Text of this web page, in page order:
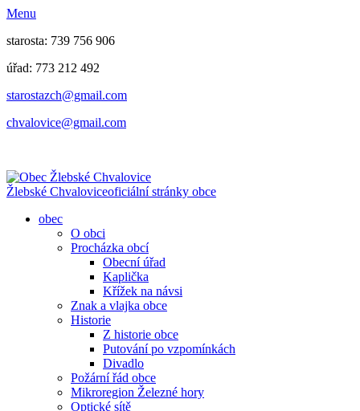
Menu
starosta: 739 756 906
úřad: 773 212 492
​​​​starostazch@gmail.com
​​​​chvalovice@gmail.com
Žlebské Chvaloviceoficiální stránky obce
obec
O obci
Procházka obcí
Obecní úřad
Kaplička
Křížek na návsi
Znak a vlajka obce
Historie
Z historie obce
Putování po vzpomínkách
Divadlo
Požární řád obce
Mikroregion Železné hory
Optické sítě